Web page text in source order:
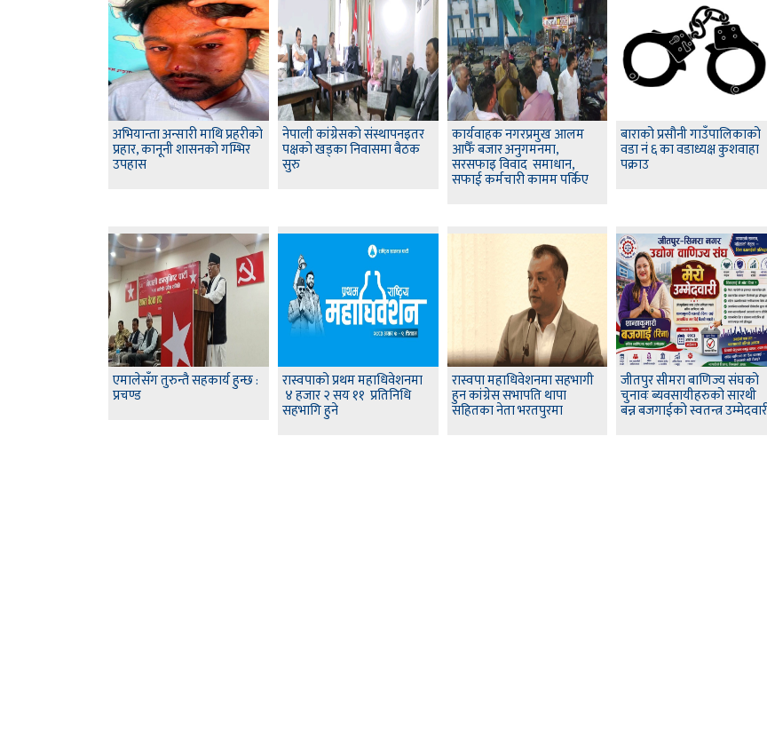
अभियान्ता अन्सारी माथि प्रहरीको
प्रहार, कानूनी शासनको गम्भिर
उपहास
नेपाली कांग्रेसको संस्थापनइतर
पक्षको खड्का निवासमा बैठक
सुरु
कार्यवाहक नगरप्रमुख आलम
आफैँ बजार अनुगमनमा,
सरसफाइ विवाद समाधान,
सफाई कर्मचारी कामम पर्किए
बाराको प्रसौनी गाउँपालिकाको
वडा नं ६ का वडाध्यक्ष कुशवाहा
पक्राउ
एमालेसँग तुरुन्तै सहकार्य हुन्छ :
प्रचण्ड
रास्वपाको प्रथम महाधिवेशनमा
४ हजार २ सय ११ प्रतिनिधि
सहभागि हुने
रास्वपा महाधिवेशनमा सहभागी
हुन कांग्रेस सभापति थापा
सहितका नेता भरतपुरमा
जीतपुर सीमरा बाणिज्य संघको
चुनावः ब्यवसायीहरुको सारथी
बन्न बजगाईको स्वतन्त्र